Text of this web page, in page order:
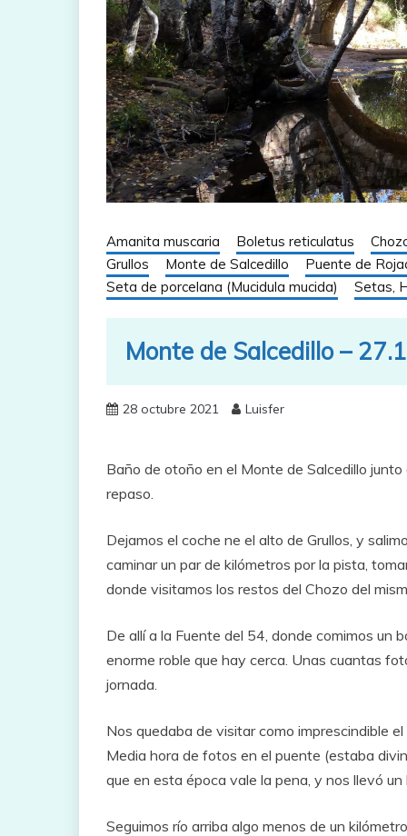
Amanita muscaria Boletus reticulatus
Grullos
Monte de Salcedillo Puente de
Seta de porcelana (Mucidula mucida)
Setas,
Monte de Salcedillo –
28 octubre 2021 Luisfer
Baño de otoño en el Monte de Salcedillo
repaso.
Dejamos el coche ne el alto de Grullos, y
caminar un par de kilómetros por la pista,
donde visitamos los restos del Chozo del
De allí a la Fuente del 54, donde comimos un
enorme roble que hay cerca. Unas cuantas
jornada.
Nos quedaba de visitar como imprescindible
Media hora de fotos en el puente (estaba
que en esta época vale la pena, y nos llevó
Seguimos río arriba algo menos de un